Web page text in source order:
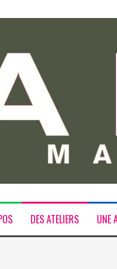
DES ATELIERS UNE